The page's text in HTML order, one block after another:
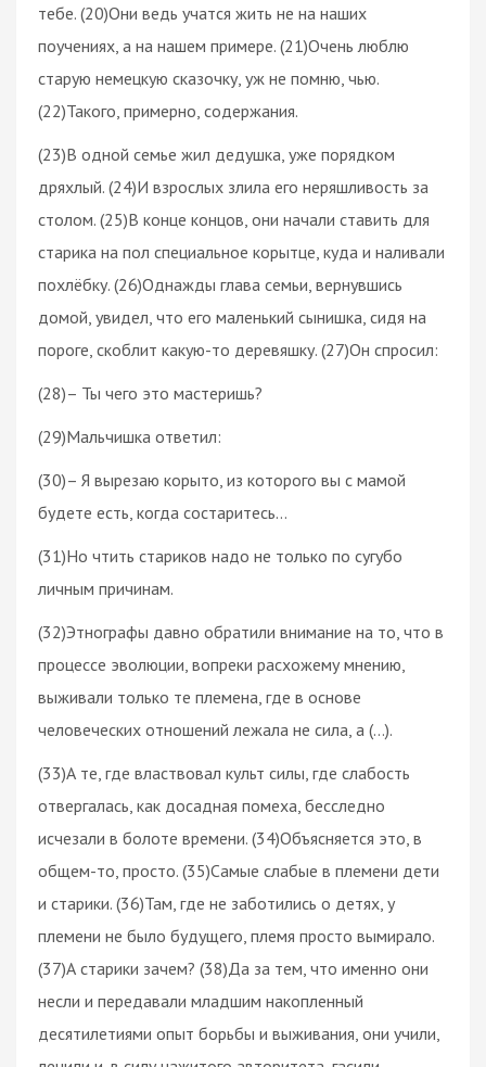
тебе. (20)Они ведь учатся жить не на наших
поучениях, а на нашем примере. (21)Очень люблю
старую немецкую сказочку, уж не помню, чью.
(22)Такого, примерно, содержания.
(23)В одной семье жил дедушка, уже порядком
дряхлый. (24)И взрослых злила его неряшливость за
столом. (25)В конце концов, они начали ставить для
старика на пол специальное корытце, куда и наливали
похлёбку. (26)Однажды глава семьи, вернувшись
домой, увидел, что его маленький сынишка, сидя на
пороге, скоблит какую-то деревяшку. (27)Он спросил:
(28)– Ты чего это мастеришь?
(29)Мальчишка ответил:
(30)– Я вырезаю корыто, из которого вы с мамой
будете есть, когда состаритесь…
(31)Но чтить стариков надо не только по сугубо
личным причинам.
(32)Этнографы давно обратили внимание на то, что в
процессе эволюции, вопреки расхожему мнению,
выживали только те племена, где в основе
человеческих отношений лежала не сила, а (…).
(33)А те, где властвовал культ силы, где слабость
отвергалась, как досадная помеха, бесследно
исчезали в болоте времени. (34)Объясняется это, в
общем-то, просто. (35)Самые слабые в племени дети
и старики. (36)Там, где не заботились о детях, у
племени не было будущего, племя просто вымирало.
(37)А старики зачем? (38)Да за тем, что именно они
несли и передавали младшим накопленный
десятилетиями опыт борьбы и выживания, они учили,